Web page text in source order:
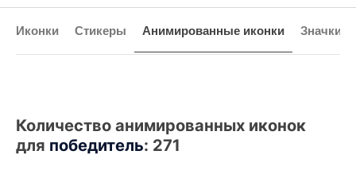
Иконки Стикеры Анимированные иконки Значки
Количество анимированных иконок
для победитель: 271